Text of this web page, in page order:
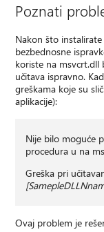
Poznati
Nakon što
bezbednosne
koriste na msvcrt.dll
učitava ispravno.
greškama koje su
aplikacije):
Nije bilo moguće
procedura u na
Greška pri
Ovaj problem je